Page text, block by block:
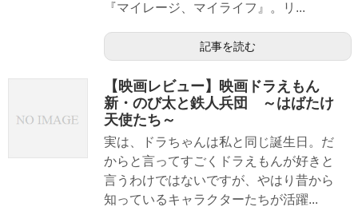
『マイレージ、マイライフ』。リ...
記事を読む
【映画レビュー】映画ドラえもん
新・のび太と鉄人兵団 ～はばたけ
天使たち～
実は、ドラちゃんは私と同じ誕生日。だ
からと言ってすごくドラえもんが好きと
言うわけではないですが、やはり昔から
知っているキャラクターたちが活躍...